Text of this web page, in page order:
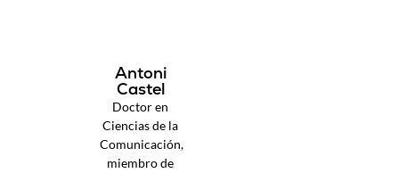
Antoni
Castel
Doctor en
Ciencias de la
Comunicación,
miembro de